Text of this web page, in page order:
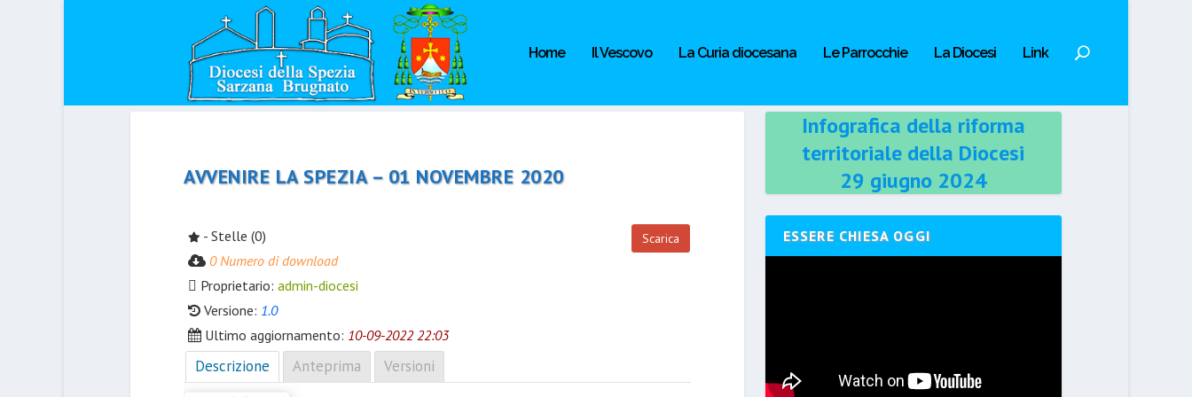
Home Il Vescovo La Curia diocesana Le Parrocchie La Diocesi Link
AVVENIRE LA SPEZIA – 01 NOVEMBRE 2020
Scarica
- Stelle (0)
0 Numero di download
Proprietario: admin-diocesi
Versione: 1.0
Ultimo aggiornamento: 10-09-2022 22:03
Descrizione Anteprima Versioni
Infografica della riforma
territoriale della Diocesi
29 giugno 2024
ESSERE CHIESA OGGI